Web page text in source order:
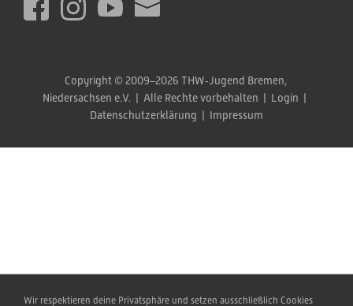
Copyright © 2009–2026 THW‑Jugend Bremen,
Niedersachsen e.V.  |  Alle Rechte vorbehalten  | Login
Datenschutzerklärung
Impressum
Wir respektieren deine Privatsphäre und setzen ausschließlich Cookies